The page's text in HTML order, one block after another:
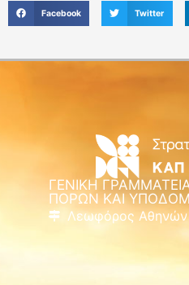
Facebook Twitter
ΓΕΝΙΚΗ
ΠΟΡΩΝ ΚΑΙ
Λεωφόρος Αθηνών